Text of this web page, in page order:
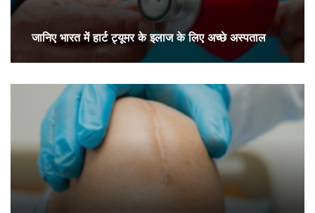
जानिए भारत में हार्ट ट्यूमर के इलाज के लिए अच्छे अस्पताल